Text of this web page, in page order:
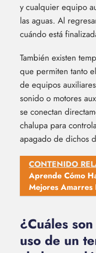
y cualquier equipo
las aguas. Al
cuándo está
También existen
que permiten tanto
de equipos
sonido o motores
se conectan
chalupa para
apagado de dichos
CONTENIDO
Aprende Cómo
Mejores Amarres
¿Cuáles
uso de un